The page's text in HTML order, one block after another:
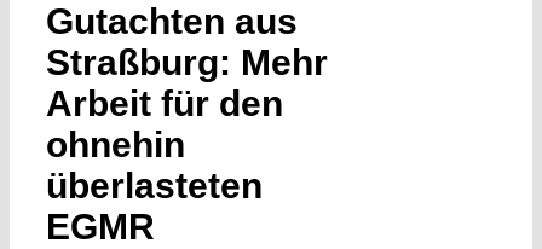
Verfassungs
editorial
Submissions
Gutachten aus
Straßburg: Mehr
Arbeit für den
ohnehin
überlasteten
EGMR